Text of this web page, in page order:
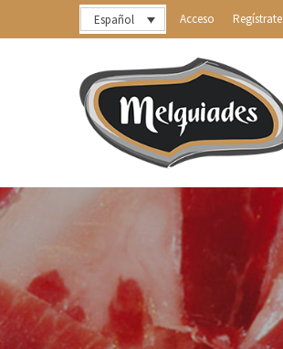
Español Acceso Regístrate